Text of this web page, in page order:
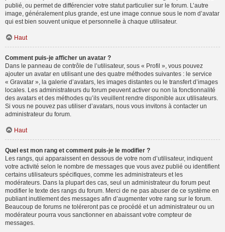
publié, ou permet de différencier votre statut particulier sur le forum. L’autre
image, généralement plus grande, est une image connue sous le nom d’avatar
qui est bien souvent unique et personnelle à chaque utilisateur.
Haut
Comment puis-je afficher un avatar ?
Dans le panneau de contrôle de l’utilisateur, sous « Profil », vous pouvez
ajouter un avatar en utilisant une des quatre méthodes suivantes : le service
« Gravatar », la galerie d’avatars, les images distantes ou le transfert d’images
locales. Les administrateurs du forum peuvent activer ou non la fonctionnalité
des avatars et des méthodes qu’ils veuillent rendre disponible aux utilisateurs.
Si vous ne pouvez pas utiliser d’avatars, nous vous invitons à contacter un
administrateur du forum.
Haut
Quel est mon rang et comment puis-je le modifier ?
Les rangs, qui apparaissent en dessous de votre nom d’utilisateur, indiquent
votre activité selon le nombre de messages que vous avez publié ou identifient
certains utilisateurs spécifiques, comme les administrateurs et les
modérateurs. Dans la plupart des cas, seul un administrateur du forum peut
modifier le texte des rangs du forum. Merci de ne pas abuser de ce système en
publiant inutilement des messages afin d’augmenter votre rang sur le forum.
Beaucoup de forums ne toléreront pas ce procédé et un administrateur ou un
modérateur pourra vous sanctionner en abaissant votre compteur de
messages.